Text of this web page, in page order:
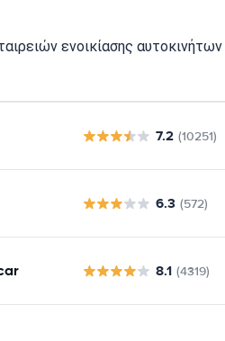
ενοικίασης
7.2 (10251)
6.3 (572)
8.1 (4319)